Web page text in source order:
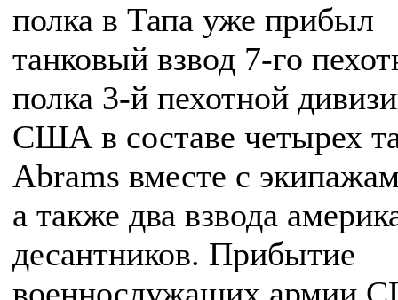
полка в Тапа уже прибыл
танковый взвод 7-го
полка 3-й пехотной
США в составе четырех
Abrams вместе с
а также два взвода
десантников. Прибытие